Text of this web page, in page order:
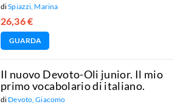
diSpiazzi, Marina
26,36 €
GUARDA
Il nuovo Devoto-Oli junior. Il mio
primo vocabolario di italiano.
di Devoto, Giacomo